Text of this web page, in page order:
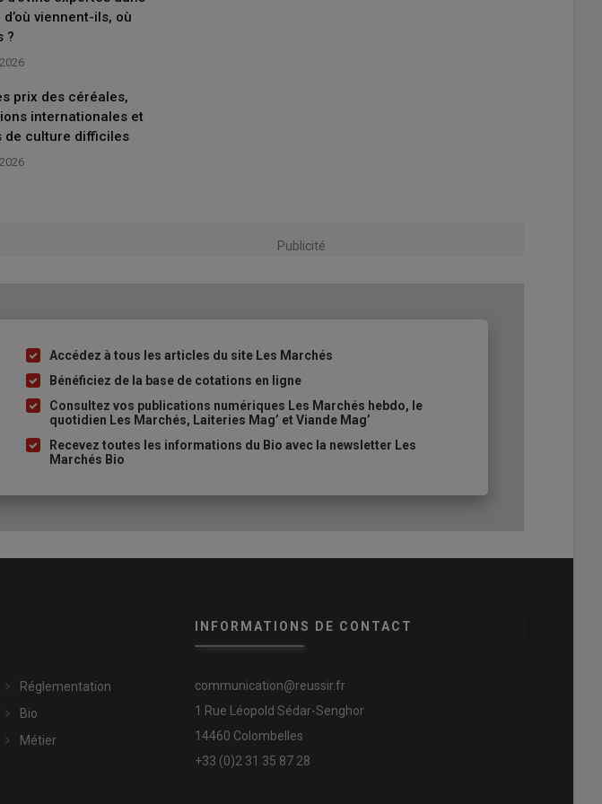
Cette origine
Les achats de
tendancielle des
Les prix de la viande
d’où viennent-ils, où
?
prix des céréales,
internationales et
de culture difficiles
Publicité
Liste
à
puce
Accédez à tous les articles du site Les Marchés
Bénéficiez de la base de cotations en ligne
Consultez vos publications numériques Les Marchés hebdo, le
quotidien Les Marchés, Laiteries Mag’ et Viande Mag’
Recevez toutes les informations du Bio avec la newsletter Les
Marchés Bio
Réglementation
Bio
Métier
INFORMATIONS DE CONTACT
communication@reussir.fr
1 Rue Léopold Sédar-Senghor
14460 Colombelles
+33 (0)2 31 35 87 28